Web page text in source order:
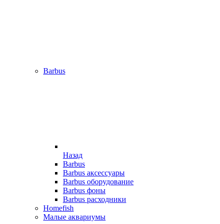
Barbus
Назад
Barbus
Barbus аксессуары
Barbus оборудование
Barbus фоны
Barbus расходники
Homefish
Малые аквариумы